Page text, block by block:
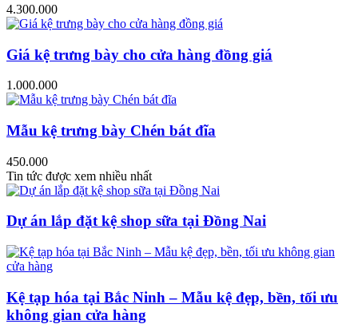
4.300.000
Giá kệ trưng bày cho cửa hàng đồng giá
1.000.000
Mẫu kệ trưng bày Chén bát đĩa
450.000
Tin tức được xem nhiều nhất
Dự án lắp đặt kệ shop sữa tại Đồng Nai
Kệ tạp hóa tại Bắc Ninh – Mẫu kệ đẹp, bền, tối ưu
không gian cửa hàng